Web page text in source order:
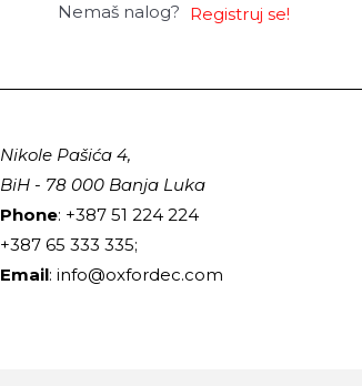
Nemaš nalog? Registruj se!
Nikole Pašića 4,
BiH - 78 000 Banja Luka
Phone: +387 51 224 224
+387 65 333 335;
Email: info@oxfordec.com